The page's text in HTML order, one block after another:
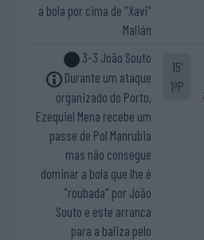
a bola por cima de "Xavi"
Malián
3-3 João Souto
Durante um ataque
organizado do Porto,
Ezequiel Mena recebe um
passe de Pol Manrubia
mas não consegue
dominar a bola que lhe é
"roubada" por João
Souto e este arranca
para a baliza pelo
15'
1ªP